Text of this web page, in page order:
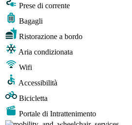
Prese di corrente
Bagagli
Ristorazione a bordo
Aria condizionata
Wifi
Accessibilità
Bicicletta
Portale di Intrattenimento